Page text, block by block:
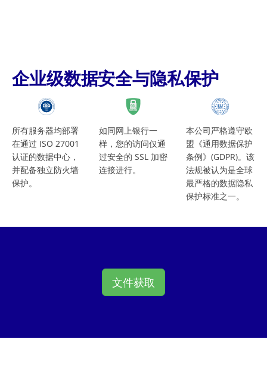
企业级数据安全与隐私保护
所有服务器均部署
在通过 ISO 27001
认证的数据中心，
并配备独立防火墙
保护。
如同网上银行一
样，您的访问仅通
过安全的 SSL 加密
连接进行。
本公司严格遵守欧
盟《通用数据保护
条例》(GDPR)。该
法规被认为是全球
最严格的数据隐私
保护标准之一。
文件获取